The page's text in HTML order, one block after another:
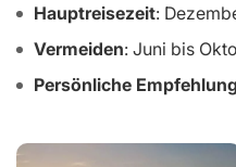
Hauptreisezeit:
Vermeiden: Juni bis
Persönliche